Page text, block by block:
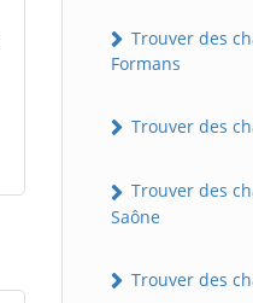
Trouver des
Formans
Trouver des
Trouver des
Saône
Trouver des